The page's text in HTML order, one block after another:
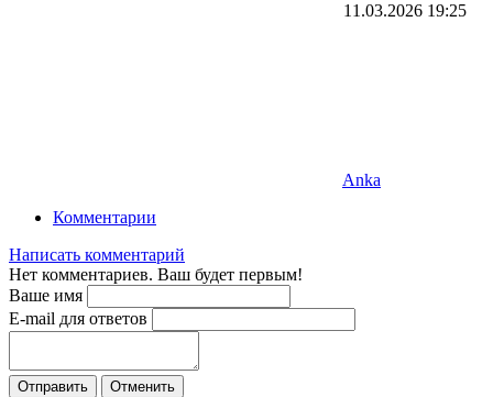
11.03.2026 19:25
Anka
Комментарии
Написать комментарий
Нет комментариев. Ваш будет первым!
Ваше имя
E-mail для ответов
Отправить Отменить